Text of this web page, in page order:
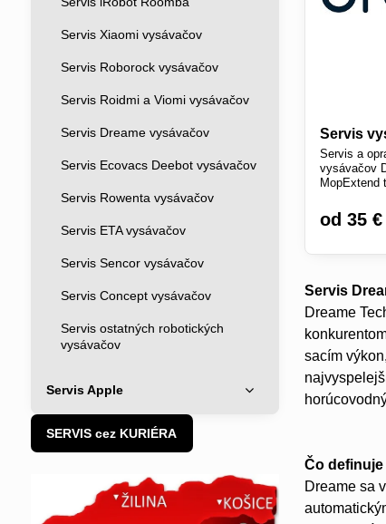
Servis
Servis a
vysávačov
MopExtend
dokovacou
cez kuriéra.
od 35 €
Servis
Dreame
sacím
Čo
Dreame sa
Servis Xiaomi vysávačov
Servis Roborock vysávačov
Servis Roidmi a Viomi vysávačov
Servis Dreame vysávačov
Servis Ecovacs Deebot vysávačov
Servis Rowenta vysávačov
Servis ETA vysávačov
Servis Sencor vysávačov
Servis Concept vysávačov
Servis ostatných robotických
vysávačov
Servis Apple
SERVIS cez KURIÉRA